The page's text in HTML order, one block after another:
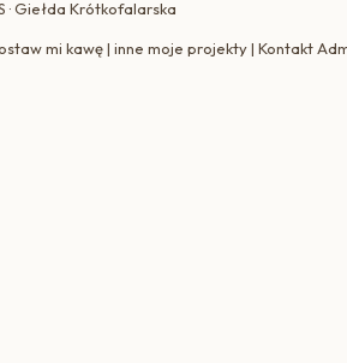
·Giełda Krótkofalarska
mi kawę| inne moje projekty| Kontakt